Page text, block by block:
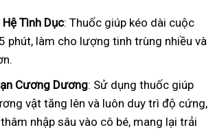
Tình Dục: Thuốc giúp kéo dài cuộc
phút, làm cho lượng tinh trùng nhiều và
Cương Dương: Sử dụng thuốc giúp
vật tăng lên và luôn duy trì độ cứng,
nhập sâu vào cô bé, mang lại trải